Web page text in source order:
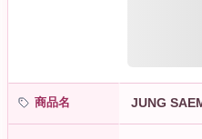
商品名 JUNG